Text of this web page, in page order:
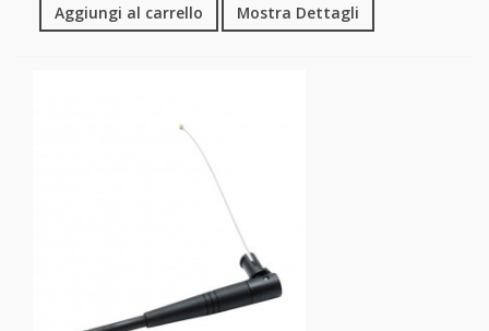
Aggiungi al carrello Mostra Dettagli